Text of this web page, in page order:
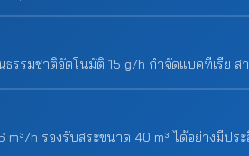
ธรรมชาติอัตโนมัติ 15 g/h กำจัดแบคทีเรีย
m³/h รองรับสระขนาด 40 m³ ได้อย่างมี